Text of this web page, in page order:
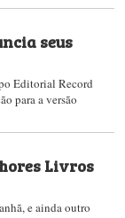
seus
Editorial Record
para a versão
Livros
e ainda outro